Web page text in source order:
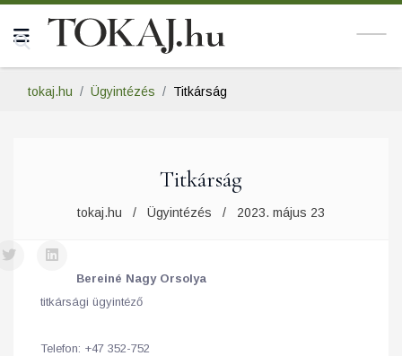
tokaj.hu Ügyintézés Titkárság
Titkárság
tokaj.hu Ügyintézés 2023. május 23
Bereiné Nagy Orsolya
titkársági ügyintéző
Telefon: +47 352-752